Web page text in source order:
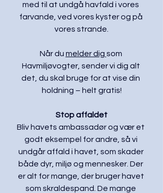
med til at undgå havfald i vores
farvande, ved vores kyster og på
vores strande.
Når du melder dig som
Havmiljøvogter, sender vi dig alt
det, du skal bruge for at vise din
holdning – helt gratis!
Stop affaldet
Bliv havets ambassadør og vær et
godt eksempel for andre, så vi
undgår affald i havet, som skader
både dyr, miljø og mennesker. Der
er alt for mange, der bruger havet
som skraldespand. De mange